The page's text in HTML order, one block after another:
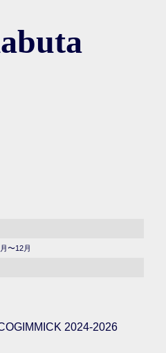
〜12月
2024-2026